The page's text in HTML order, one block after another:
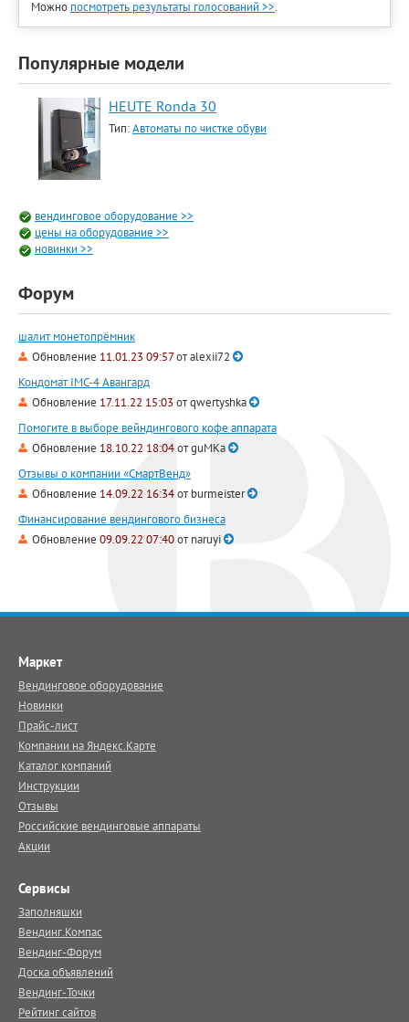
Можно посмотреть результаты голосований >>.
Популярные модели
HEUTE Ronda 30
Тип:Автоматы по чистке обуви
вендинговое оборудование >>
цены на оборудование >>
новинки >>
Форум
шалит монетопрёмник
Обновление 11.01.23 09:57отalexii72
Кондомат IMC-4 Авангард
Обновление 17.11.22 15:03 отqwertyshka
Помогите в выборе вейндингового кофе аппарата
Обновление 18.10.22 18:04отguMKa
Отзывы о компании «СмартВенд»
Обновление 14.09.22 16:34отburmeister
Финансирование вендингового бизнеса
Обновление 09.09.22 07:40отnaruyi
Маркет
Вендинговое оборудование
Новинки
Прайс-лист
Компании на Яндекс.Карте
Каталог компаний
Инструкции
Отзывы
Российские вендинговые аппараты
Акции
Сервисы
Заполняшки
Вендинг.Компас
Вендинг-Форум
Доска объявлений
Вендинг-Точки
Рейтинг сайтов